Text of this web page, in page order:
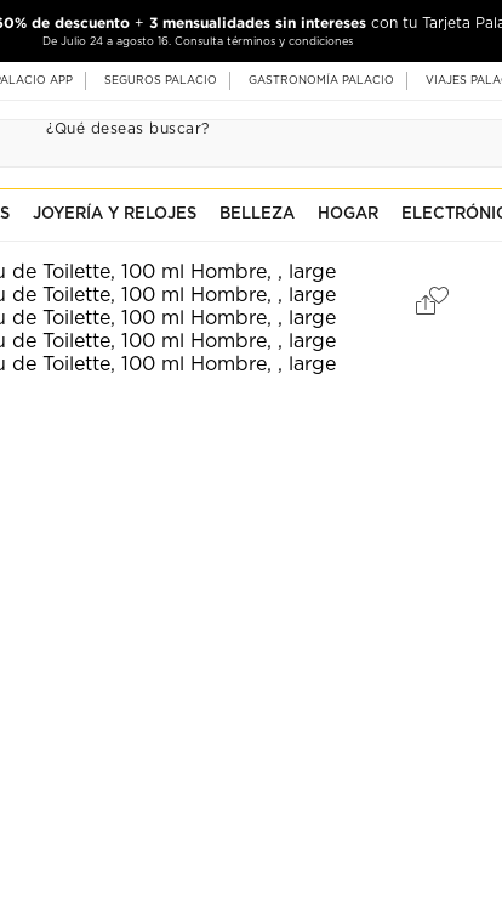
de descuento + 3 mensualidades sin intereses con tu Tarjeta
De Julio 24 a agosto 16. Consulta términos y condiciones
APP SEGUROS PALACIO GASTRONOMÍA PALACIO VIAJES
JOYERÍA Y RELOJES BELLEZA HOGAR